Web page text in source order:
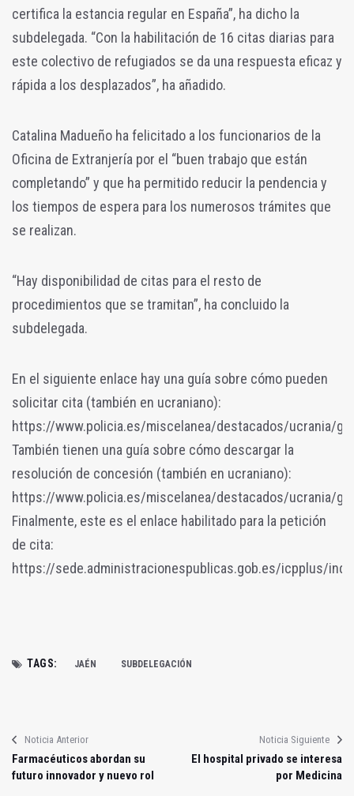
certifica la estancia regular en España”, ha dicho la
subdelegada. “Con la habilitación de 16 citas diarias para
este colectivo de refugiados se da una respuesta eficaz y
rápida a los desplazados”, ha añadido.
Catalina Madueño ha felicitado a los funcionarios de la
Oficina de Extranjería por el “buen trabajo que están
completando” y que ha permitido reducir la pendencia y
los tiempos de espera para los numerosos trámites que
se realizan.
“Hay disponibilidad de citas para el resto de
procedimientos que se tramitan”, ha concluido la
subdelegada.
En el siguiente enlace hay una guía sobre cómo pueden
solicitar cita (también en ucraniano):
https://www.policia.es/miscelanea/destacados/ucrania/
También tienen una guía sobre cómo descargar la
resolución de concesión (también en ucraniano):
https://www.policia.es/miscelanea/destacados/ucrania/
Finalmente, este es el enlace habilitado para la petición
de cita:
https://sede.administracionespublicas.gob.es/icpplus/
TAGS: JAÉN SUBDELEGACIÓN
Noticia Anterior
Farmacéuticos abordan su
futuro innovador y nuevo rol
Noticia Siguiente
El hospital privado se interesa
por Medicina